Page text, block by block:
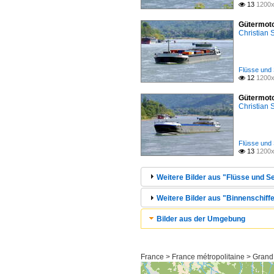
 13
Christian
Flüsse und
 12
Christian
Flüsse und
 13
Weitere Bilder aus "Flüsse und
Weitere Bilder aus
Bilder aus der Umgebung
France > France métropolitaine >